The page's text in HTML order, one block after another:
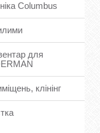
Columbus
для
клінінг